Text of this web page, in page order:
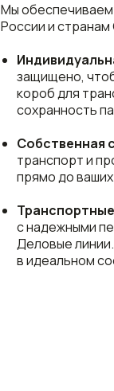
Мы обеспечиваем
России и
защищено,
короб для
сохранность
Собственная
транспорт и
прямо до
с надежными
Деловые
в идеальном